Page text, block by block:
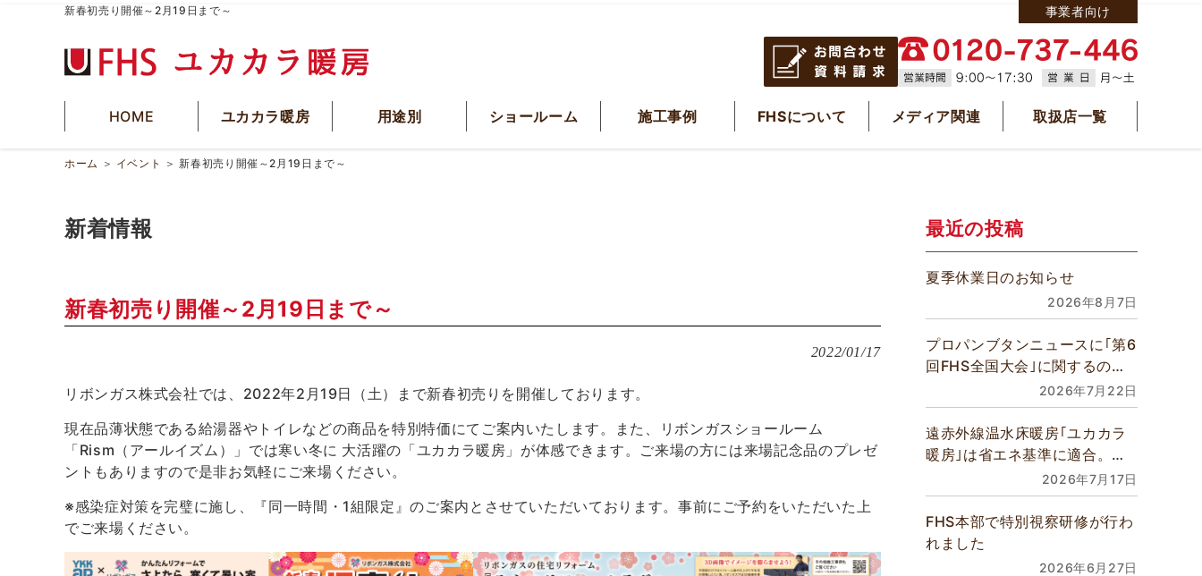
新春初売り開催～2月19日まで～ 事業者向け
HOME ユカカラ暖房 用途別 ショールーム 施工事例 FHSについて メディア関連 取扱店一覧
ホーム ＞ イベント ＞新春初売り開催～2月19日まで～
新着情報
新春初売り開催～2月19日まで～
2022/01/17
リボンガス株式会社では、2022年2月19日（土）まで新春初売りを開催しております。
現在品薄状態である給湯器やトイレなどの商品を特別特価にてご案内いたします。また、リボンガスショールーム
「Rism（アールイズム）」では寒い冬に 大活躍の「ユカカラ暖房」が体感できます。ご来場の方には来場記念品のプレゼ
ントもありますので是非お気軽にご来場ください。
※感染症対策を完璧に施し、『同一時間・1組限定』のご案内とさせていただいております。事前にご予約をいただいた上
でご来場ください。
最近の投稿
夏季休業日のお知らせ
2026年8月7日
プロパンブタンニュースに｢第6
回FHS全国大会｣に関するの記
事が掲載されました2026年7月22日
遠赤外線温水床暖房｢ユカカラ
暖房｣は省エネ基準に適合。全
館床暖房などあらゆるご要望に
対応できます
2026年7月17日
FHS本部で特別視察研修が行わ
れました
2026年6月27日